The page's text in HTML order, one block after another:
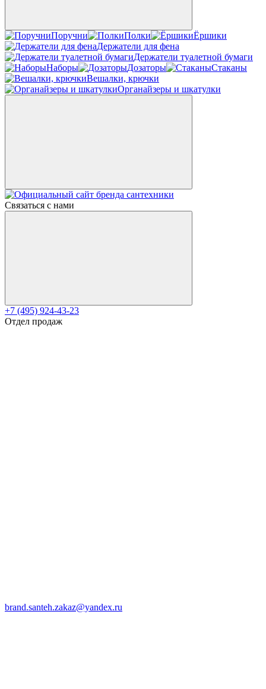
Поручни Полки
Ёршики
Держатели для фена
Держатели туалетной бумаги
Наборы
Дозаторы
Стаканы
Вешалки, крючки
Органайзеры и шкатулки
Связаться с нами
+7 (495) 924-43-23
Отдел продаж
brand.santeh.zakaz@yandex.ru